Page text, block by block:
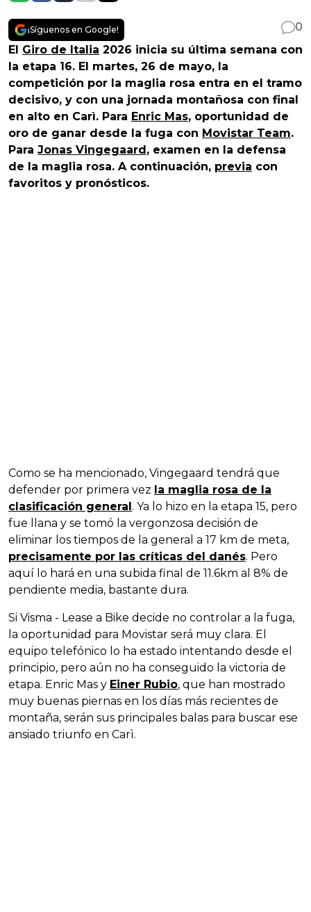
¡Síguenos en Google!
0
El Giro de Italia 2026 inicia su última semana con
la etapa 16. El martes, 26 de mayo, la
competición por la maglia rosa entra en el tramo
decisivo, y con una jornada montañosa con final
en alto en Carì. Para Enric Mas, oportunidad de
oro de ganar desde la fuga con Movistar Team.
Para Jonas Vingegaard, examen en la defensa
de la maglia rosa. A continuación, previa con
favoritos y pronósticos.
Como se ha mencionado, Vingegaard tendrá que
defender por primera vez la maglia rosa de la
clasificación general. Ya lo hizo en la etapa 15, pero
fue llana y se tomó la vergonzosa decisión de
eliminar los tiempos de la general a 17 km de meta,
precisamente por las críticas del danés. Pero
aquí lo hará en una subida final de 11.6km al 8% de
pendiente media, bastante dura.
Si Visma - Lease a Bike decide no controlar a la fuga,
la oportunidad para Movistar será muy clara. El
equipo telefónico lo ha estado intentando desde el
principio, pero aún no ha conseguido la victoria de
etapa. Enric Mas y Einer Rubio, que han mostrado
muy buenas piernas en los días más recientes de
montaña, serán sus principales balas para buscar ese
ansiado triunfo en Carì.